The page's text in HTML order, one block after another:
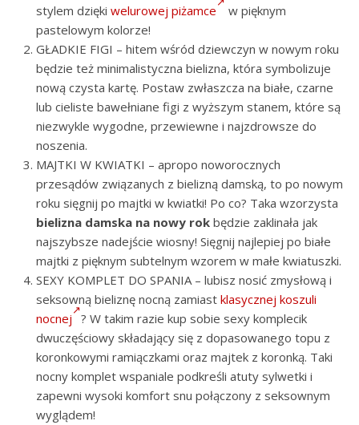
stylem dzięki welurowej piżamce
w pięknym
pastelowym kolorze!
GŁADKIE FIGI – hitem wśród dziewczyn w nowym roku
będzie też minimalistyczna bielizna, która symbolizuje
nową czysta kartę. Postaw zwłaszcza na białe, czarne
lub cieliste bawełniane figi z wyższym stanem, które są
niezwykle wygodne, przewiewne i najzdrowsze do
noszenia.
MAJTKI W KWIATKI – apropo noworocznych
przesądów związanych z bielizną damską, to po nowym
roku sięgnij po majtki w kwiatki! Po co? Taka wzorzysta
bielizna damska na nowy rok będzie zaklinała jak
najszybsze nadejście wiosny! Sięgnij najlepiej po białe
majtki z pięknym subtelnym wzorem w małe kwiatuszki.
SEXY KOMPLET DO SPANIA – lubisz nosić zmysłową i
seksowną bieliznę nocną zamiast klasycznej koszuli
nocnej ? W takim razie kup sobie sexy komplecik
dwuczęściowy składający się z dopasowanego topu z
koronkowymi ramiączkami oraz majtek z koronką. Taki
nocny komplet wspaniale podkreśli atuty sylwetki i
zapewni wysoki komfort snu połączony z seksownym
wyglądem!